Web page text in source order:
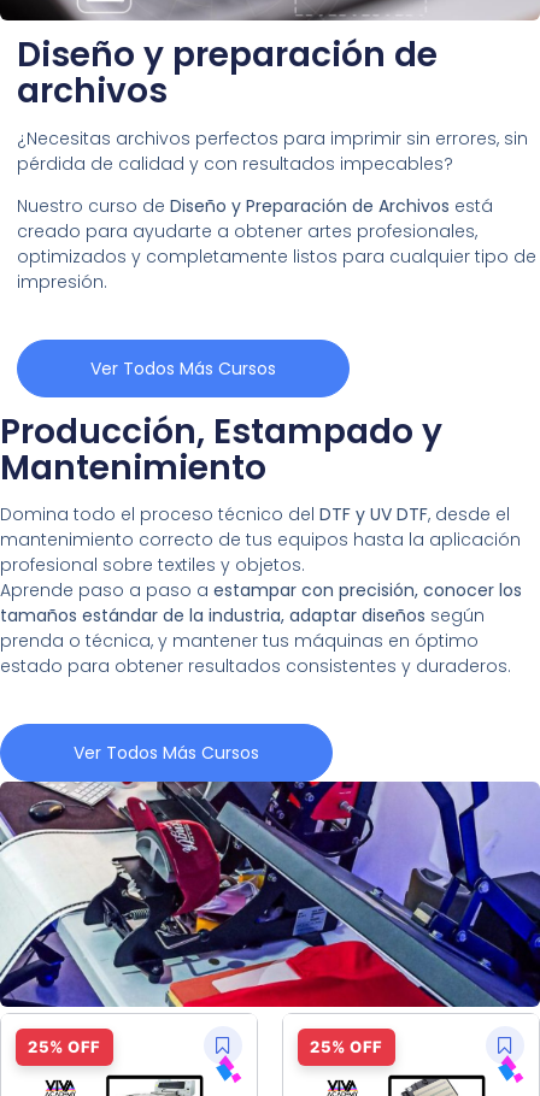
Diseño y preparación de
archivos
¿Necesitas archivos perfectos para imprimir sin errores, sin
pérdida de calidad y con resultados impecables?
Nuestro curso de Diseño y Preparación de Archivos está
creado para ayudarte a obtener artes profesionales,
optimizados y completamente listos para cualquier tipo de
impresión.
Ver Todos Más Cursos
Producción, Estampado y
Mantenimiento
Domina todo el proceso técnico del DTF y UV DTF, desde el
mantenimiento correcto de tus equipos hasta la aplicación
profesional sobre textiles y objetos.
Aprende paso a paso a estampar con precisión, conocer los
tamaños estándar de la industria, adaptar diseños según
prenda o técnica, y mantener tus máquinas en óptimo
estado para obtener resultados consistentes y duraderos.
Ver Todos Más Cursos